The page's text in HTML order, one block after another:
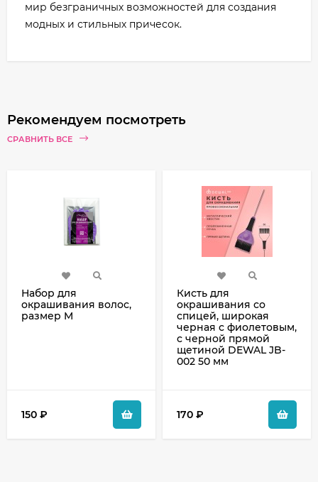
мир безграничных возможностей для создания
модных и стильных причесок.
Рекомендуем посмотреть
СРАВНИТЬ ВСЕ
Набор для
окрашивания волос,
размер M
150 ₽
Кисть для
окрашивания со
спицей, широкая
черная с фиолетовым,
с черной прямой
щетиной DEWAL JB-
002 50 мм
170 ₽